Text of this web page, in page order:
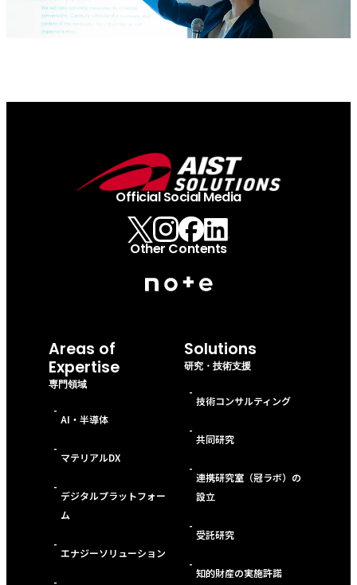
Official Social Media
Other Contents
Areas of
Expertise
専門領域
-
AI・半導体
-
マテリアルDX
-
デジタルプラットフォー
ム
-
エナジーソリューション
-
Solutions
研究・技術支援
-
技術コンサルティング
-
共同研究
-
連携研究室（冠ラボ）の
設立
-
受託研究
-
知的財産の実施許諾